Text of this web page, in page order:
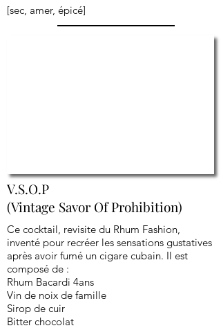
[sec, amer, épicé]
V.S.O.P
(Vintage Savor Of Prohibition)
Ce cocktail, revisite du Rhum Fashion,
inventé pour recréer les sensations gustatives
après avoir fumé un cigare cubain. Il est
composé de :
Rhum Bacardi 4ans
Vin de noix de famille
Sirop de cuir
Bitter chocolat